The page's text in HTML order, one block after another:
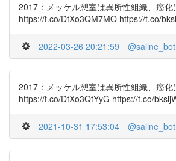
2017：メッケル憩室は異所性組織、癌化
https://t.co/DtXo3QM7MO https://t.co/
2022-03-26 20:21:59 @saline_bot
2017：メッケル憩室は異所性組織、癌化
https://t.co/DtXo3QtYyG https://t.co/
2021-10-31 17:53:04 @saline_bot